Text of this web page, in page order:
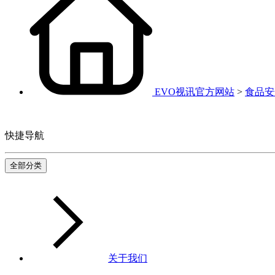
EVO视讯官方网站 > 食品
快捷导航
全部分类
关于我们